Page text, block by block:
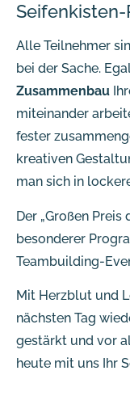
Seifenkisten-
Alle Teilnehmer
bei der Sache.
Zusammenbau
miteinander
fester
kreativen
man sich in
Der „Großen
besonderer
Teambuilding-
Mit Herzblut und
nächsten Tag
gestärkt und vor
heute mit uns Ihr